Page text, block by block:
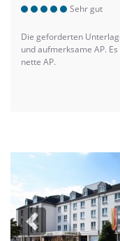
Sehr gut
Die geforderten
und aufmerksame AP.
nette AP.
Previous